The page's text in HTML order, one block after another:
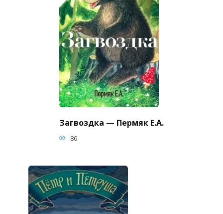
Загвоздка — Пермяк Е.А.
86